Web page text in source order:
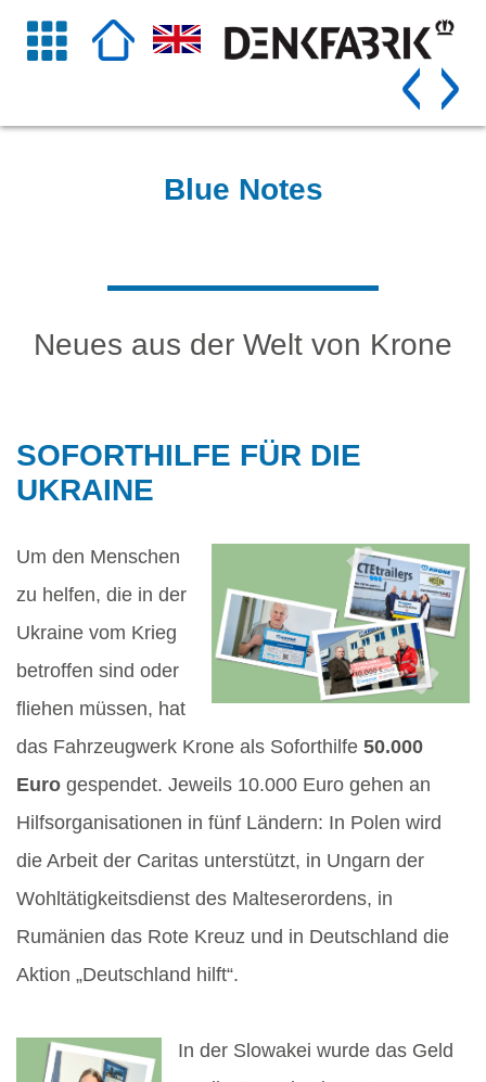
Blue Notes
Neues aus der Welt von Krone
SOFORTHILFE FÜR DIE
UKRAINE
Um den Menschen
zu helfen, die in der
Ukraine vom Krieg
betroffen sind oder
fliehen müssen, hat
das Fahrzeugwerk Krone als Soforthilfe 50.000
Euro gespendet. Jeweils 10.000 Euro gehen an
Hilfsorganisationen in fünf Ländern: In Polen wird
die Arbeit der Caritas unterstützt, in Ungarn der
Wohltätigkeitsdienst des Malteserordens, in
Rumänien das Rote Kreuz und in Deutschland die
Aktion „Deutschland hilft“.
In der Slowakei wurde das Geld